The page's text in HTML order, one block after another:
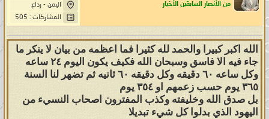
من الأنصار السابقين الأخيار
اليمن - رداع
المشاركات : 505
الله اكبر كبيرا والحمد لله كثيرا فما اعظمه من بيان لا ينكر ما
جاء فيه الا فاسق وسبحان الله فكيف يكون اليوم ٢٤ ساعه
وكل ساعه ٦٠ دقيقه وكل دقيقه ٦٠ ثانيه ثم تضهر لنا السنة
٣٦٥ يوم حسب زعمهم او ٣٥٤ يوم
بل صدق الله وخليفته وكذب المفترون اصحاب النسيء من
اليهود الذي بدلوا كل شيء تبديلا